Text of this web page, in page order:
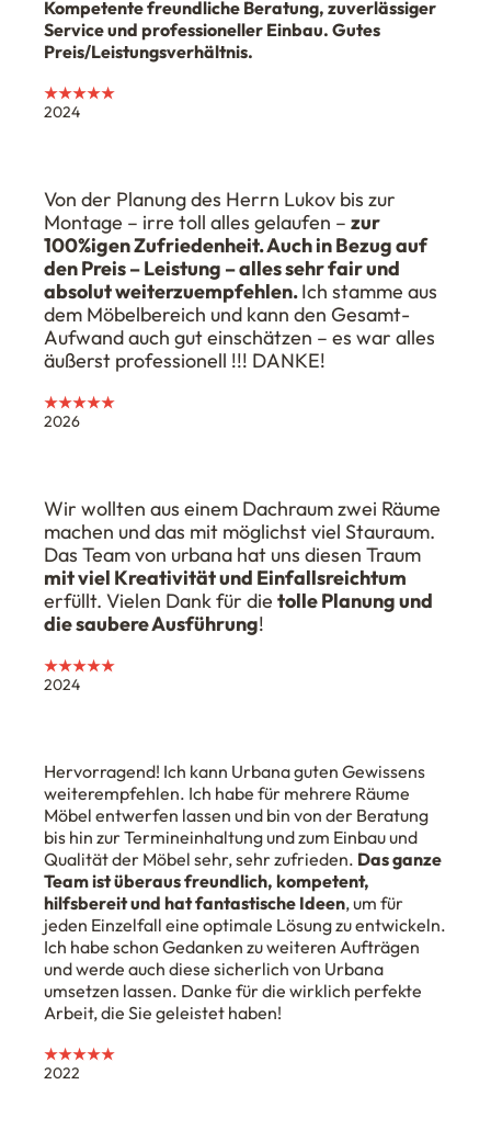
Kompetente freundliche Beratung, zuverlässiger
Service und professioneller Einbau. Gutes
Preis/Leistungsverhältnis.
★★★★★
2024
Von der Planung des Herrn Lukov bis zur
Montage – irre toll alles gelaufen – zur
100%igen Zufriedenheit. Auch in Bezug auf
den Preis – Leistung – alles sehr fair und
absolut weiterzuempfehlen.Ich stamme aus
dem Möbelbereich und kann den Gesamt-
Aufwand auch gut einschätzen – es war alles
äußerst professionell !!! DANKE!
★★★★★
2026
Wir wollten aus einem Dachraum zwei Räume
machen und das mit möglichst viel Stauraum.
Das Team von urbana hat uns diesen Traum
mit viel Kreativität und Einfallsreichtum
erfüllt. Vielen Dank für die tolle Planung und
die saubere Ausführung!
★★★★★
2024
Hervorragend! Ich kann Urbana guten Gewissens
weiterempfehlen. Ich habe für mehrere Räume
Möbel entwerfen lassen und bin von der Beratung
bis hin zur Termineinhaltung und zum Einbau und
Qualität der Möbel sehr, sehr zufrieden. Das ganze
Team ist überaus freundlich, kompetent,
hilfsbereit und hat fantastische Ideen, um für
jeden Einzelfall eine optimale Lösung zu entwickeln.
Ich habe schon Gedanken zu weiteren Aufträgen
und werde auch diese sicherlich von Urbana
umsetzen lassen. Danke für die wirklich perfekte
Arbeit, die Sie geleistet haben!
★★★★★
2022